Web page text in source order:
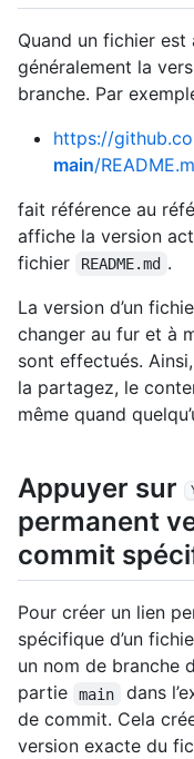
Quand un fichier
généralement la
branche. Par
https://
main/
fait référence au
affiche la version
fichier
README.md .
La version d’un
changer au fur et à
sont effectués.
la partagez, le
même quand
Appuyer sur
permanent
commit
Pour créer un lien
spécifique d’un
un nom de branche
partie
main
dans
de commit. Cela
version exacte du